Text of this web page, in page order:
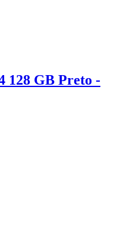
128 GB Preto -